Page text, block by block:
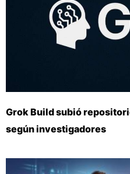
Grok Build subió
según investigadores